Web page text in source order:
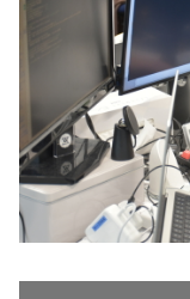
インタビュー
就活成功ガイド
個人向けプラン
法人向けプラン
学校向けプラン